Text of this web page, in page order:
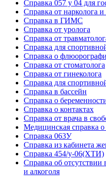
Cправка 057 у 04 для
Справка от нарколога и
Справка в ГИМС
Cправка от уролога
Справка от
Справка для
Справка о
Справка от стоматолога
Справка от гинеколога
Справка для
Справка в бассейн
Справка о
Справка о контактах
Справка от врача в
Медицинская справка
Справка 063У
Справка из кабинета
Справка 454/у-06(ХТИ)
Справка об отсутствии
и алкоголя